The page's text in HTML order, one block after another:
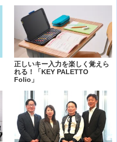
正しいキー入力を楽しく覚えら
れる！「KEY PALETTO
Folio」